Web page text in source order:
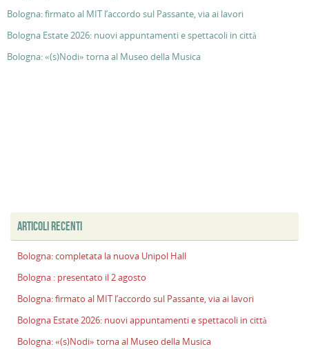
Bologna: firmato al MIT l’accordo sul Passante, via ai lavori
Bologna Estate 2026: nuovi appuntamenti e spettacoli in città
Bologna: «(s)Nodi» torna al Museo della Musica
ARTICOLI RECENTI
Bologna: completata la nuova Unipol Hall
Bologna : presentato il 2 agosto
Bologna: firmato al MIT l’accordo sul Passante, via ai lavori
Bologna Estate 2026: nuovi appuntamenti e spettacoli in città
Bologna: «(s)Nodi» torna al Museo della Musica